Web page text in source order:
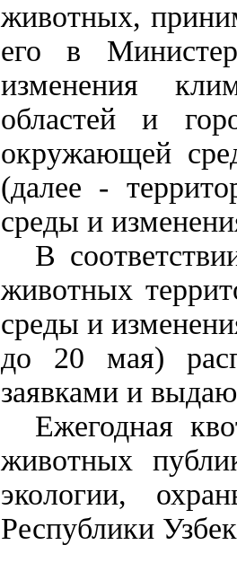
животных,
его в
изменения
областей и
окружающей
(далее -
среды и
В
животных
среды и
до 20 мая)
заявками и
Ежегодная
животных
экологии,
Республики